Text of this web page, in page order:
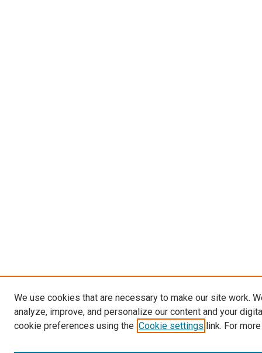
We use cookies that are necessary to make our site work.
analyze, improve, and personalize our content and your
cookie preferences using the Cookie settings link. For